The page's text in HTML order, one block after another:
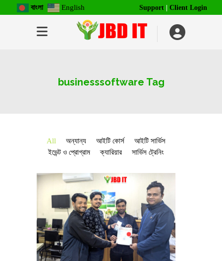
বাংলা English Support Client Login
businesssoftware Tag
All অন্যান্য আইটি কোর্স
আইটি সার্ভিস
ইভেন্ট ও প্রোগ্রাম
ক্যারিয়ার সার্ভিস ট্রেনিং